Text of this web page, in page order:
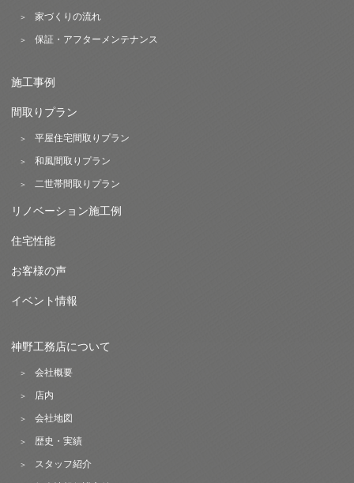
家づくりの流れ
保証・アフターメンテナンス
施工事例
間取りプラン
平屋住宅間取りプラン
和風間取りプラン
二世帯間取りプラン
リノベーション施工例
住宅性能
お客様の声
イベント情報
神野工務店について
会社概要
店内
会社地図
歴史・実績
スタッフ紹介